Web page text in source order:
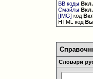
BB коды Вкл.
Смайлы Вкл.
[IMG] код
HTML код
Словари